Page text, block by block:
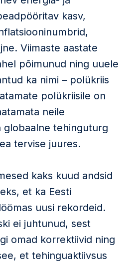
kasv,
Viimaste aastate
põimunud ning uuele
ka nimi – polükriis
polükriisile on
neile
tehinguturg
tervise juures.
kaks kuud andsid
et ka Eesti
uusi rekordeid.
ei juhtunud, sest
omad korrektiivid ning
et tehinguaktiivsus